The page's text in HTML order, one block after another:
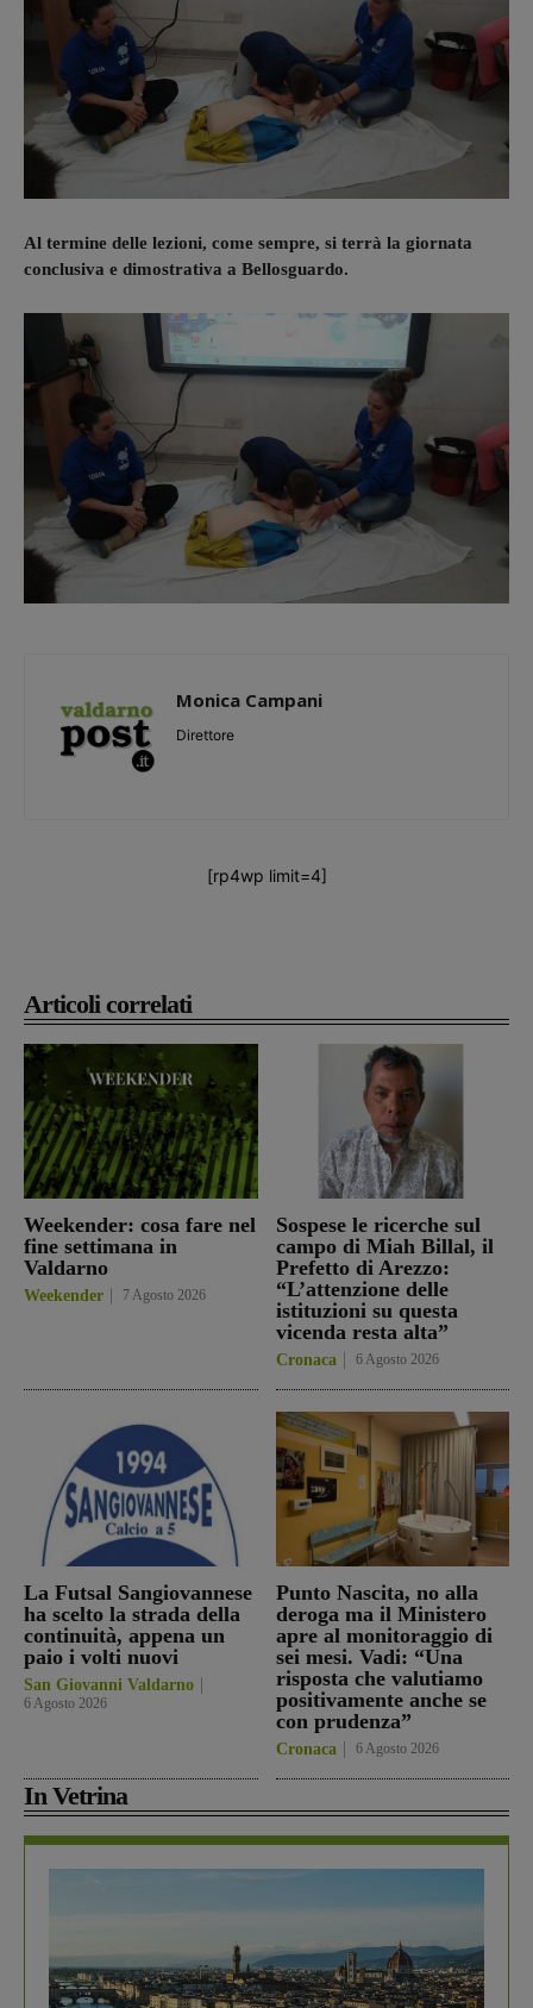
Articoli correlati
Weekender: cosa fare nel
fine settimana in
Valdarno
Weekender 7 Agosto 2026
Sospese le ricerche sul
campo di Miah Billal, il
Prefetto di Arezzo:
“L’attenzione delle
istituzioni su questa
vicenda resta alta”
Cronaca 6 Agosto 2026
La Futsal Sangiovannese
ha scelto la strada della
continuità, appena un
paio i volti nuovi
San Giovanni Valdarno
6 Agosto 2026
Punto Nascita, no alla
deroga ma il Ministero
apre al monitoraggio di
sei mesi. Vadi: “Una
risposta che valutiamo
positivamente anche se
con prudenza”
Cronaca 6 Agosto 2026
In Vetrina
Al termine delle lezioni, come sempre, si terrà la giornata
conclusiva e dimostrativa a Bellosguardo.
Monica Campani
Direttore
[rp4wp limit=4]